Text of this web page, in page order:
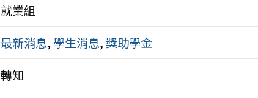
就業組
最新消息, 學生消息, 獎助學金
轉知